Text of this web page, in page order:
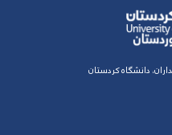
دانشگاه کردستان